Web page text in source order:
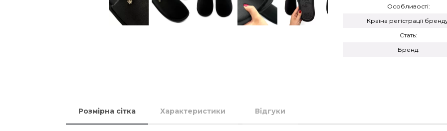
Особливості:
Країна регістрації
Стать:
Бренд:
Розмірна сітка Характеристики Відгуки